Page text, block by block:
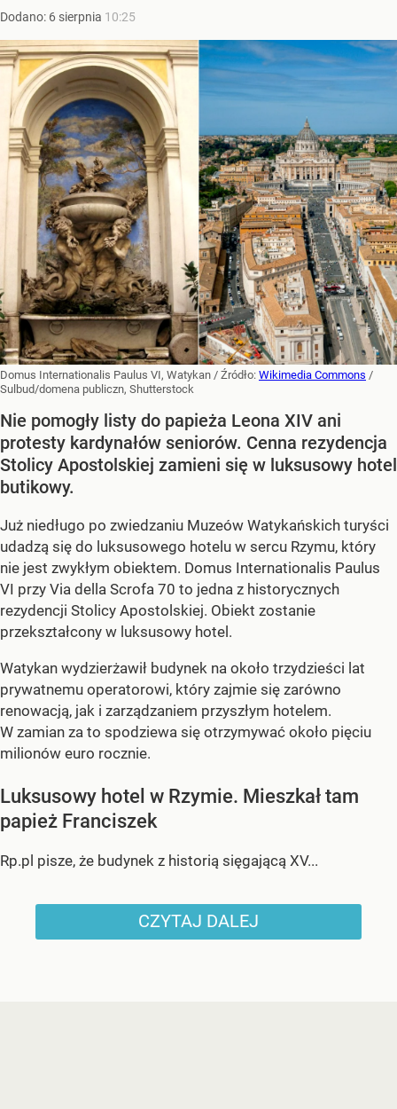
Dodano: 6 sierpnia 10:25
Domus Internationalis Paulus VI, Watykan / Źródło: Wikimedia Commons /
Sulbud/domena publiczn, Shutterstock
Nie pomogły listy do papieża Leona XIV ani
protesty kardynałów seniorów. Cenna rezydencja
Stolicy Apostolskiej zamieni się w luksusowy hotel
butikowy.
Już niedługo po zwiedzaniu Muzeów Watykańskich turyści
udadzą się do luksusowego hotelu w sercu Rzymu, który
nie jest zwykłym obiektem. Domus Internationalis Paulus
VI przy Via della Scrofa 70 to jedna z historycznych
rezydencji Stolicy Apostolskiej. Obiekt zostanie
przekształcony w luksusowy hotel.
Watykan wydzierżawił budynek na około trzydzieści lat
prywatnemu operatorowi, który zajmie się zarówno
renowacją, jak i zarządzaniem przyszłym hotelem.
W zamian za to spodziewa się otrzymywać około pięciu
milionów euro rocznie.
Luksusowy hotel w Rzymie. Mieszkał tam
papież Franciszek
Rp.pl pisze, że budynek z historią sięgającą XV...
CZYTAJ DALEJ